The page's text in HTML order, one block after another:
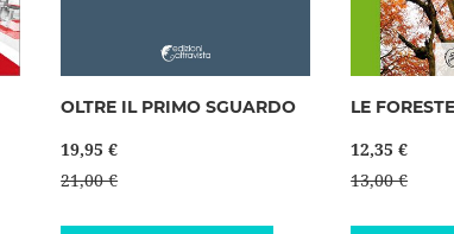
OLTRE IL PRIMO SGUARDO
19,95 €
21,00 €
LE
12,35 €
13,00 €